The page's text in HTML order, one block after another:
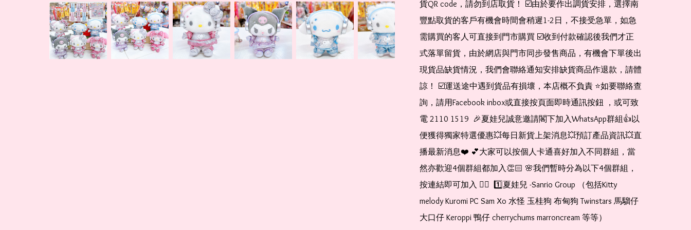
貨QR code，請勿到店取貨！ ☑️由於要作出調貨安排，選擇南
豐點取貨的客戶有機會時間會稍遲1-2日，不接受急單，如急
需購買的客人可直接到門市購買 ☑️收到付款確認後我們才正
式落單留貨，由於網店與門市同步發售商品，有機會下單後出
現貨品缺貨情況，我們會聯絡通知安排缺貨商品作退款，請體
諒！ ☑️運送途中遇到貨品有損壞，本店概不負責 ⭐️如要聯絡查
詢，請用Facebook inbox或直接按頁面即時通訊按鈕 ，或可致
電 2110 1519  🎉夏娃兒誠意邀請閣下加入WhatsApp群組👍以
便獲得獨家特選優惠💥每日新貨上架消息💥預訂產品資訊💥直
播最新消息❤️ 💕大家可以按個人卡通喜好加入不同群組，當
然亦歡迎4個群組都加入👏🏻 🌸我們暫時分為以下4個群組，
按連結即可加入 👇🏻  1️⃣夏娃兒 -Sanrio Group （包括Kitty
melody Kuromi PC Sam Xo 水怪 玉桂狗 布甸狗 Twinstars 馬騮仔
大口仔 Keroppi 鴨仔 cherrychums marroncream 等等）